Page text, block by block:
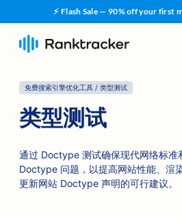
⚡ Flash Sale — 90% off your first
免费搜索引擎优化工具 / 类型测试
类型测试
通过 Doctype 测试确保现代网络标准
Doctype 问题，以提高网站性能、渲
更新网站 Doctype 声明的可行建议。